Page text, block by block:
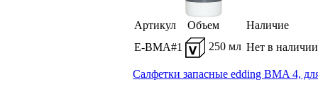
Артикул Объем
Наличие
E-BMA#1
250 мл Нет в наличии
Салфетки запасные edding BMA 4,